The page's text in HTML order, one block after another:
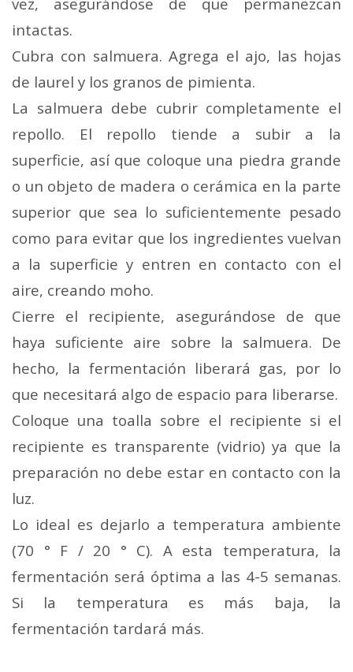
intactas.
Cubra con salmuera. Agrega el ajo, las hojas
de laurel y los granos de pimienta.
La salmuera debe cubrir completamente el
repollo. El repollo tiende a subir a la
superficie, así que coloque una piedra grande
o un objeto de madera o cerámica en la parte
superior que sea lo suficientemente pesado
como para evitar que los ingredientes vuelvan
a la superficie y entren en contacto con el
aire, creando moho.
Cierre el recipiente, asegurándose de que
haya suficiente aire sobre la salmuera. De
hecho, la fermentación liberará gas, por lo
que necesitará algo de espacio para liberarse.
Coloque una toalla sobre el recipiente si el
recipiente es transparente (vidrio) ya que la
preparación no debe estar en contacto con la
luz.
Lo ideal es dejarlo a temperatura ambiente
(70 ° F / 20 ° C). A esta temperatura, la
fermentación será óptima a las 4-5 semanas.
Si la temperatura es más baja, la
fermentación tardará más.